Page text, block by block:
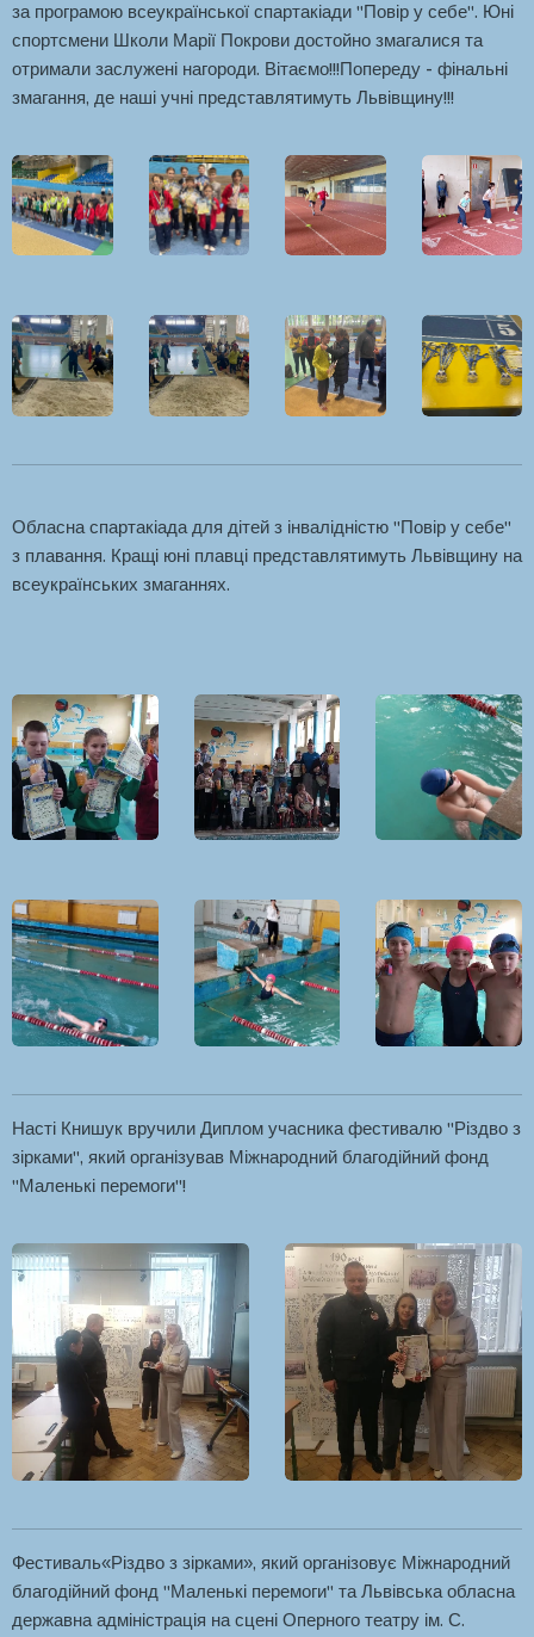
за програмою всеукраїнської спартакіади "Повір у себе". Юні
спортсмени Школи Марії Покрови достойно змагалися та
отримали заслужені нагороди. Вітаємо!!!Попереду - фінальні
змагання, де наші учні представлятимуть Львівщину!!!
Обласна спартакіада для дітей з інвалідністю "Повір у себе"
з плавання. Кращі юні плавці представлятимуть Львівщину на
всеукраїнських змаганнях.
Насті Книшук вручили Диплом учасника фестивалю "Різдво з
зірками", який організував Міжнародний благодійний фонд
"Маленькі перемоги"!
Фестиваль«Різдво з зірками», який організовує Міжнародний
благодійний фонд "Маленькі перемоги" та Львівська обласна
державна адміністрація на сцені Оперного театру ім. С.